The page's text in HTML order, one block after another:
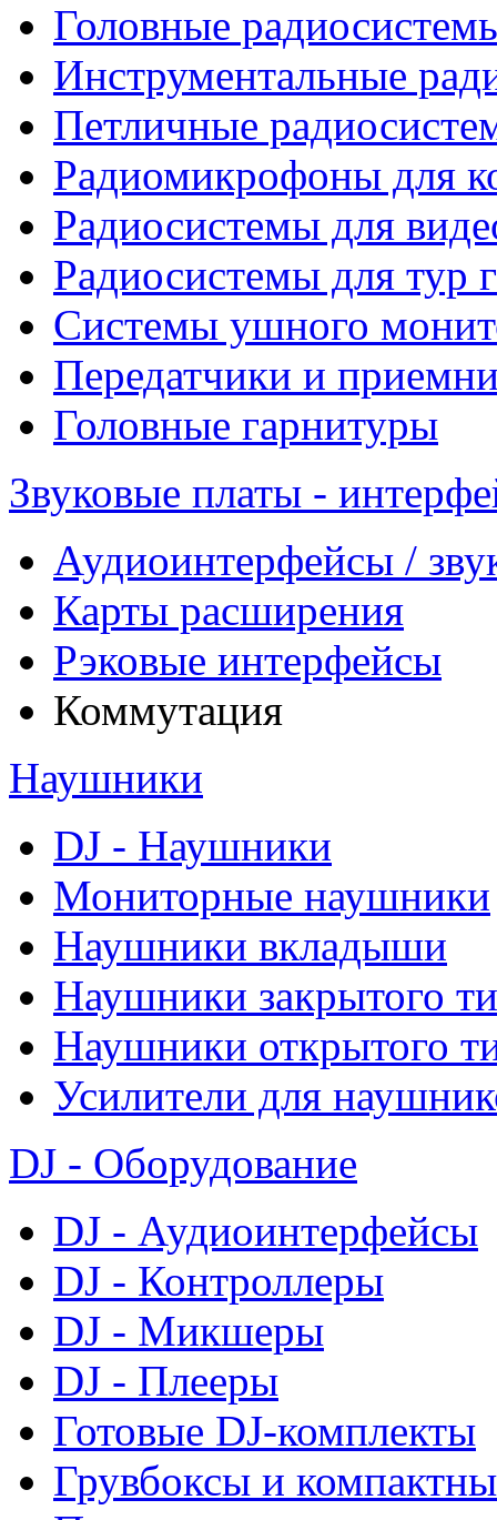
Головные
Инструментальные
Петличные
Радиомикрофоны для
Радиосистемы для
Радиосистемы для тур
Системы ушного
Передатчики и
Головные гарнитуры
Звуковые платы -
Аудиоинтерфейсы /
Карты расширения
Рэковые интерфейсы
Коммутация
Наушники
DJ - Наушники
Мониторные наушники
Наушники вкладыши
Наушники закрытого
Наушники открытого
Усилители для
DJ - Оборудование
DJ - Аудиоинтерфейсы
DJ - Контроллеры
DJ - Микшеры
DJ - Плееры
Готовые DJ-комплекты
Грувбоксы и